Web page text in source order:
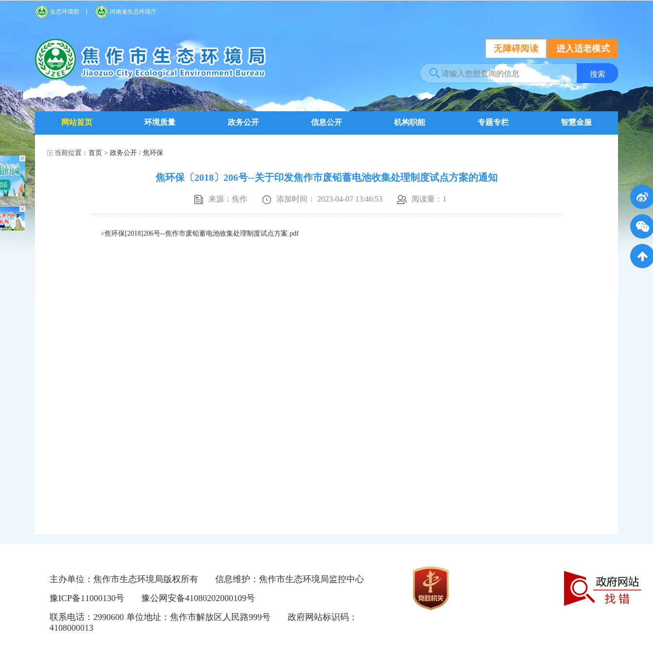
生态环境部 河南省生态环境厅
无障碍阅读 进入适老模式
网站首页 环境质量 政务公开 信息公开 机构职能 专题专栏 智慧金服
当前位置： 首页 > 政务公开 / 焦环保
焦环保〔2018〕206号--关于印发焦作市废铅蓄电池收集处理制度试点方案的通知
来源：焦作 添加时间： 2023-04-07 13:46:53 阅读量： 1
>焦环保[2018]206号--焦作市废铅蓄电池收集处理制度试点方案.pdf
主办单位：焦作市生态环境局版权所有
信息维护：焦作市生态环境局监控中心
豫ICP备11000130号
豫公网安备41080202000109号
联系电话：2990600 单位地址：焦作市解放区人民路999号
政府网站标识码：
4108000013